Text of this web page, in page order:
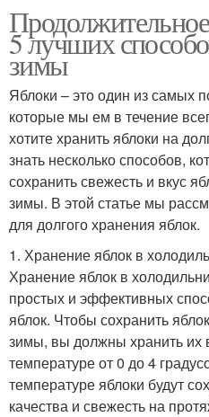
5 лучших
зимы
Яблоки – это один из самых
которые мы ем в течение
хотите хранить яблоки на
знать несколько способов,
сохранить свежесть и вкус
зимы. В этой статье мы
для долгого хранения яблок.
1. Хранение яблок в
Хранение яблок в
простых и эффективных
яблок. Чтобы сохранить
зимы, вы должны хранить их
температуре от 0 до 4
температуре яблоки будут
качества и свежесть на